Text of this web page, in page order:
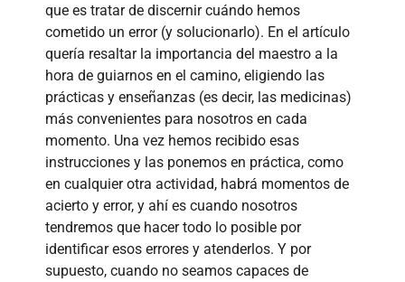
que es tratar de discernir cuándo hemos
cometido un error (y solucionarlo). En el artículo
quería resaltar la importancia del maestro a la
hora de guiarnos en el camino, eligiendo las
prácticas y enseñanzas (es decir, las medicinas)
más convenientes para nosotros en cada
momento. Una vez hemos recibido esas
instrucciones y las ponemos en práctica, como
en cualquier otra actividad, habrá momentos de
acierto y error, y ahí es cuando nosotros
tendremos que hacer todo lo posible por
identificar esos errores y atenderlos. Y por
supuesto, cuando no seamos capaces de